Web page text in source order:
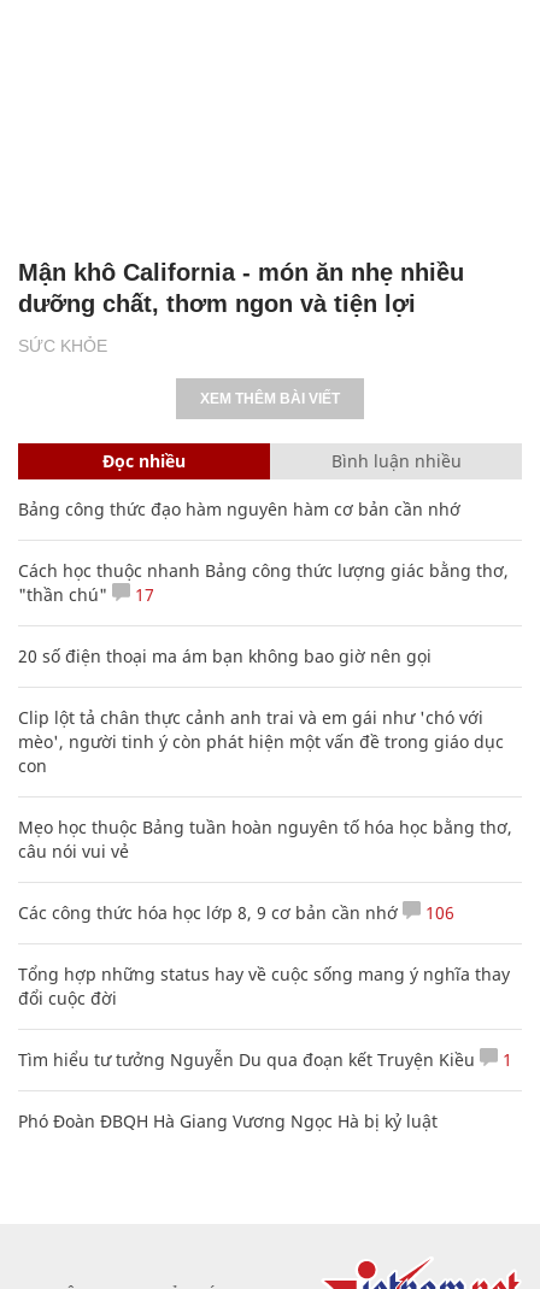
SỨC KHỎE
Mận khô California - món ăn nhẹ nhiều
dưỡng chất, thơm ngon và tiện lợi
XEM THÊM BÀI VIẾT
Đọc nhiều Bình luận nhiều
Bảng công thức đạo hàm nguyên hàm cơ bản cần nhớ
Cách học thuộc nhanh Bảng công thức lượng giác bằng thơ,
"thần chú"
17
20 số điện thoại ma ám bạn không bao giờ nên gọi
Clip lột tả chân thực cảnh anh trai và em gái như 'chó với
mèo', người tinh ý còn phát hiện một vấn đề trong giáo dục
con
Mẹo học thuộc Bảng tuần hoàn nguyên tố hóa học bằng thơ,
câu nói vui vẻ
Các công thức hóa học lớp 8, 9 cơ bản cần nhớ 106
Tổng hợp những status hay về cuộc sống mang ý nghĩa thay
đổi cuộc đời
Tìm hiểu tư tưởng Nguyễn Du qua đoạn kết Truyện Kiều 1
Phó Đoàn ĐBQH Hà Giang Vương Ngọc Hà bị kỷ luật